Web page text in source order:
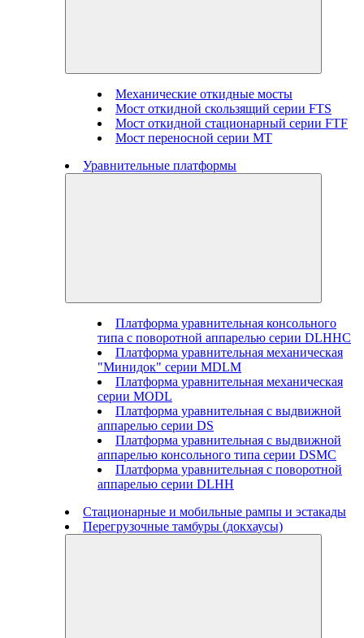
Механические откидные мосты
Мост откидной скользящий серии FTS
Мост откидной стационарный серии FTF
Мост переносной серии MT
Уравнительные платформы
Платформа уравнительная консольного
типа с поворотной аппарелью серии DLHHC
Платформа уравнительная механическая
"Минидок" серии MDLM
Платформа уравнительная механическая
серии MODL
Платформа уравнительная с выдвижной
аппарелью серии DS
Платформа уравнительная с выдвижной
аппарелью консольного типа серии DSMC
Платформа уравнительная с поворотной
аппарелью серии DLHH
Стационарные и мобильные рампы и эстакады
Перегрузочные тамбуры (докхаусы)